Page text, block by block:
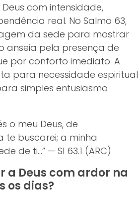
com intensidade,
real. No Salmo 63,
da sede para mostrar
anseia pela presença de
por conforto imediato. A
para necessidade espiritual
simples entusiasmo
o meu Deus, de
buscarei; a minha
de ti…” — Sl 63.1 (ARC)
a Deus com ardor na
os dias?